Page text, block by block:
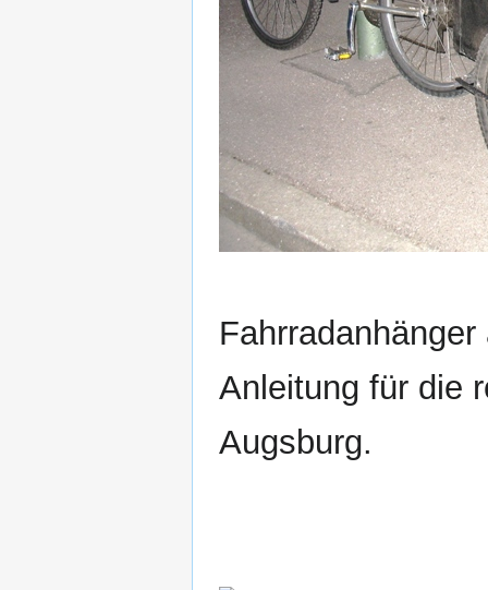
Anleitung für die
Augsburg.